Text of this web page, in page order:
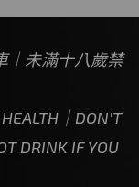
｜未滿十八歲禁
｜DON’T
DRINK IF YOU